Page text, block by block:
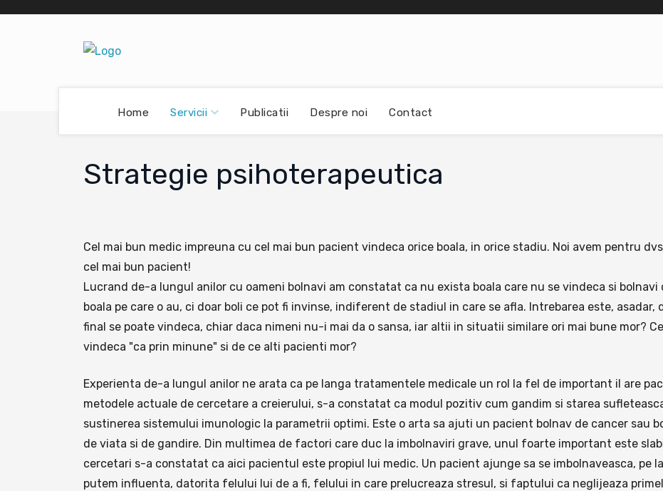
Home Servicii Publicatii Despre noi Contact
Strategie psihoterapeutica
Cel mai bun medic impreuna cu cel mai bun pacient vindeca orice boala, in orice stadiu. Noi avem pentru
cel mai bun pacient!
Lucrand de-a lungul anilor cu oameni bolnavi am constatat ca nu exista boala care nu se vindeca si
boala pe care o au, ci doar boli ce pot fi invinse, indiferent de stadiul in care se afla. Intrebarea este,
final se poate vindeca, chiar daca nimeni nu-i mai da o sansa, iar altii in situatii similare ori mai bune mor?
vindeca "ca prin minune" si de ce alti pacienti mor?
Experienta de-a lungul anilor ne arata ca pe langa tratamentele medicale un rol la fel de important il are
metodele actuale de cercetare a creierului, s-a constatat ca modul pozitiv cum gandim si starea
sustinerea sistemului imunologic la parametrii optimi. Este o arta sa ajuti un pacient bolnav de cancer sau
de viata si de gandire. Din multimea de factori care duc la imbolnaviri grave, unul foarte important este
cercetari s-a constatat ca aici pacientul este propiul lui medic. Un pacient ajunge sa se imbolnaveasca, pe
putem influenta, datorita felului lui de a fi, felului in care prelucreaza stresul, si faptului ca neglijeaza